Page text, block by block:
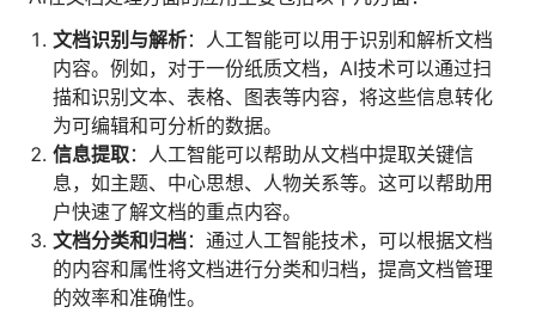
实在取数宝
一键提数整合，洞察更高效
医药行业
更多行业客户
统计税务 | 行政审批 | 基层减负 | 优化营商
烟草
资质审核 | 合同审核 | 一项一卷 | 智慧人力
制造业
订单生成 | 库存管控 | 物流监控 | 风险监测
司法
智能辅办 | 要素提取 | 自动立案 | 流程智动
人才数字化
人才培养 | 智能教具 | 智能实训 | 课程共创
文档识别与解析：人工智能可以用于识别和解析文档
内容。例如，对于一份纸质文档，AI技术可以通过扫
描和识别文本、表格、图表等内容，将这些信息转化
为可编辑和可分析的数据。
信息提取：人工智能可以帮助从文档中提取关键信
息，如主题、中心思想、人物关系等。这可以帮助用
户快速了解文档的重点内容。
文档分类和归档：通过人工智能技术，可以根据文档
的内容和属性将文档进行分类和归档，提高文档管理
的效率和准确性。